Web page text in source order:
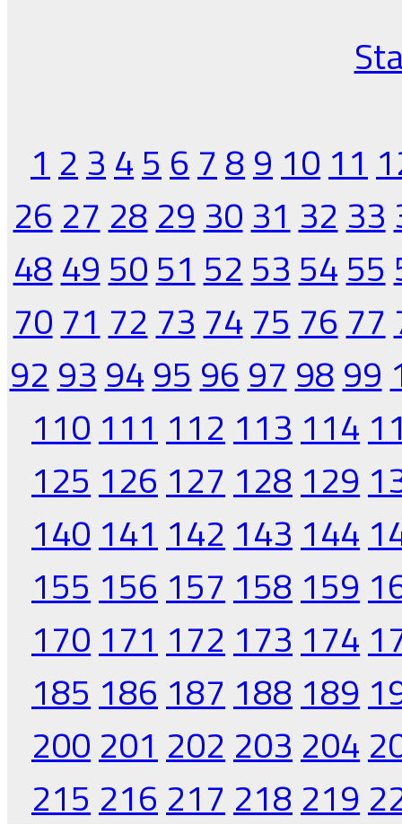
1 2 3 4 5 6 7 8 9 10 11
26 27 28 29 30 31 32 33
48 49 50 51 52 53 54 55
70 71 72 73 74 75 76 77
92 93 94 95 96 97 98 99
110 111 112 113 114
125 126 127 128 129
140 141 142 143 144
155 156 157 158 159
170 171 172 173 174
185 186 187 188 189
200 201 202 203 204
215 216 217 218 219